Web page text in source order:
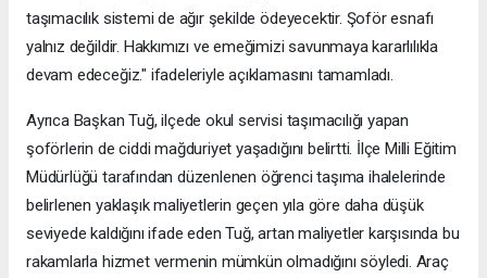
taşımacılık sistemi de ağır şekilde ödeyecektir. Şoför esnafı
yalnız değildir. Hakkımızı ve emeğimizi savunmaya kararlılıkla
devam edeceğiz." ifadeleriyle açıklamasını tamamladı.
Ayrıca Başkan Tuğ, ilçede okul servisi taşımacılığı yapan
şoförlerin de ciddi mağduriyet yaşadığını belirtti. İlçe Milli Eğitim
Müdürlüğü tarafından düzenlenen öğrenci taşıma ihalelerinde
belirlenen yaklaşık maliyetlerin geçen yıla göre daha düşük
seviyede kaldığını ifade eden Tuğ, artan maliyetler karşısında bu
rakamlarla hizmet vermenin mümkün olmadığını söyledi. Araç